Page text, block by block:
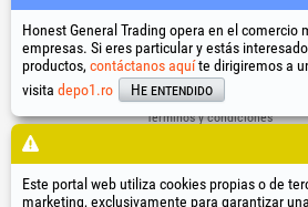
Enlaces útiles
Términos y condiciones
Datos de identificación de la
Resolución online de litigios
Honest General Trading opera en el comercio
empresas. Si eres particular y estás
productos, contáctanos aquíte dirigiremos a
visita depo1.ro He entendido
Este portal web utiliza cookies propias o de
marketing, exclusivamente para garantizar